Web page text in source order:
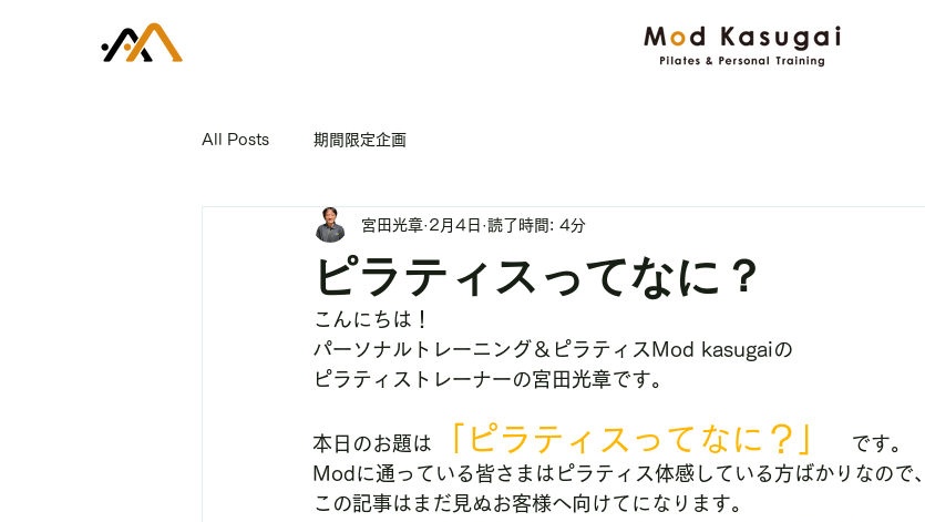
All Posts 期間限定企画
ピラティスってなに？
宮田光章 2月4日 読了時間: 4分
こんにちは！
パーソナルトレーニング＆ピラティスMod kasugaiの
ピラティストレーナーの宮田光章です。
本日のお題は 「ピラティスってなに？」
です。
Modに通っている皆さまはピラティス体感している方ばかりなので、
この記事はまだ見ぬお客様へ向けてになります。